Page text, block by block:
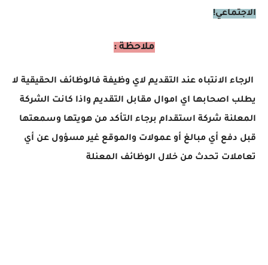
الاجتماعي!
ملاحظة :
الرجاء الانتباه عند التقديم لاي وظيفة فالوظائف الحقيقية لا
يطلب اصحابها اي اموال مقابل التقديم واذا كانت الشركة
المعلنة شركة استقدام برجاء التأكد من هويتها وسمعتها
قبل دفع أي مبالغ أو عمولات والموقع غير مسؤول عن أي
تعاملات تحدث من خلال الوظائف المعنلة